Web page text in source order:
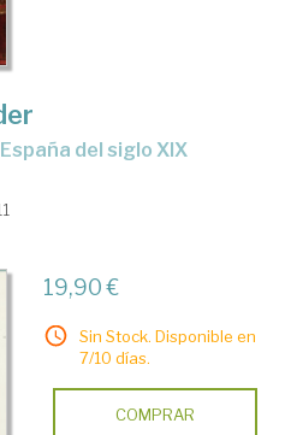
del siglo XIX
19,90 €
Sin Stock. Disponible en
7/10 días.
COMPRAR